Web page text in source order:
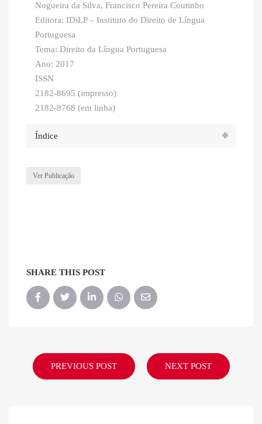
Nogueira da Silva, Francisco Pereira Coutinho
Editora: IDiLP – Instituto do Direito de Língua
Portuguesa
Tema: Direito da Língua Portuguesa
Ano: 2017
ISSN
2182-8695 (impresso)
2182-8768 (em linha)
Índice
Ver Publicação
SHARE THIS POST
PREVIOUS POST NEXT POST